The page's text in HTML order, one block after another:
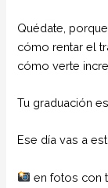
Quédate,
cómo rentar el
cómo verte
Tu graduación
Ese día vas a
en fotos con